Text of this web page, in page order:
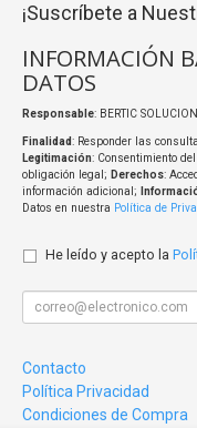
¡Suscríbete a
INFORMACIÓN
DATOS
Responsable: BERTIC
Finalidad: Responder las
Legitimación: Consentimiento
obligación legal; Derechos:
información adicional;
Datos en nuestra Política de
He leído y acepto la
Contacto
Política Privacidad
Condiciones de Compra